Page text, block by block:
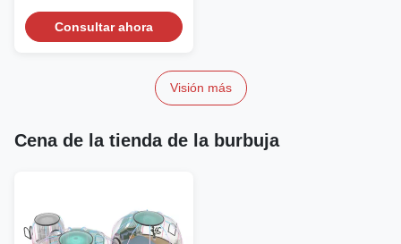
Dome house is a new...
Consultar ahora
Visión más
Cena de la tienda de la burbuja